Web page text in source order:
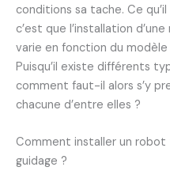
conditions sa tache. Ce
c’est que l’installation
varie en fonction du modèle
Puisqu’il existe différents
comment faut-il alors s’y
chacune d’entre elles ?
Comment installer un
guidage ?